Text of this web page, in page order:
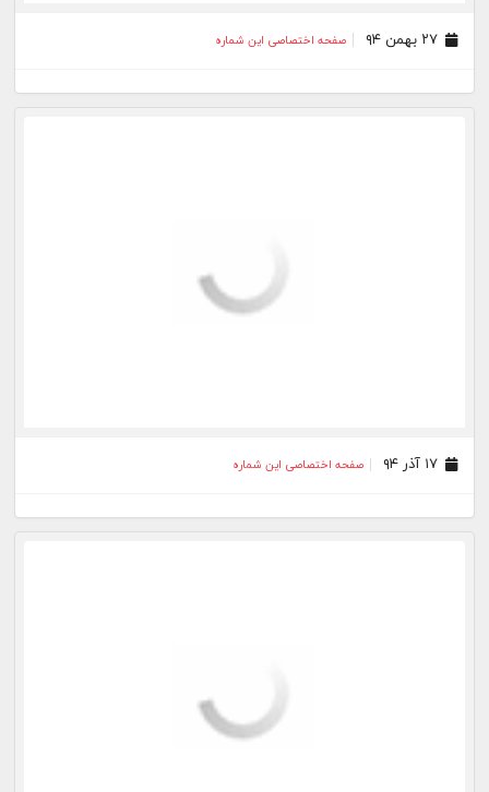
۲۷ بهمن ۹۴ صفحه اختصاصی این شماره
۱۷ آذر ۹۴ صفحه اختصاصی این شماره